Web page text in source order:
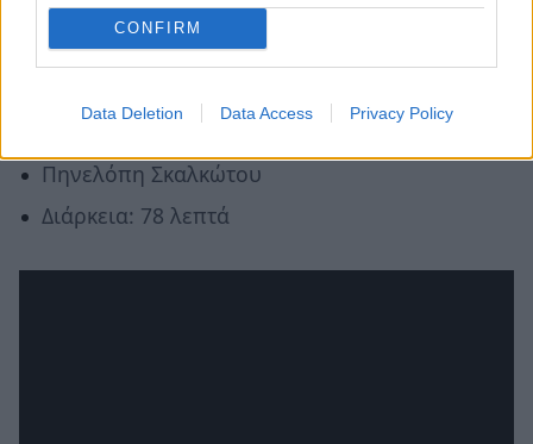
CONFIRM
Data Deletion Data Access Privacy Policy
Με τις φωνές των: Αγγελος Λιάγκος,
Αποστόλης Ψυχράμης, Λητώ Αμπατζή,
Φώτης Πετρίδης, Ντορίνα Θεοχαρίδου,
Πηνελόπη Σκαλκώτου
Διάρκεια: 78 λεπτά